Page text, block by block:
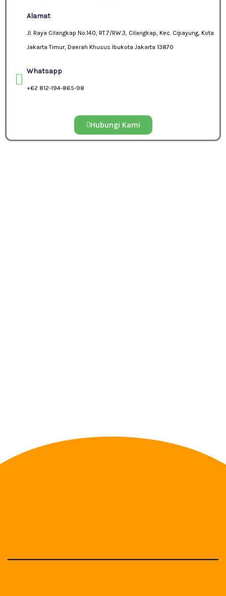
Alamat
Jl. Raya Cilangkap No.140, RT.7/RW.3, Cilangkap, Kec. Cipayung, Kota
Jakarta Timur, Daerah Khusus Ibukota Jakarta 13870
Whatsapp
+62 812-194-865-98
Hubungi Kami